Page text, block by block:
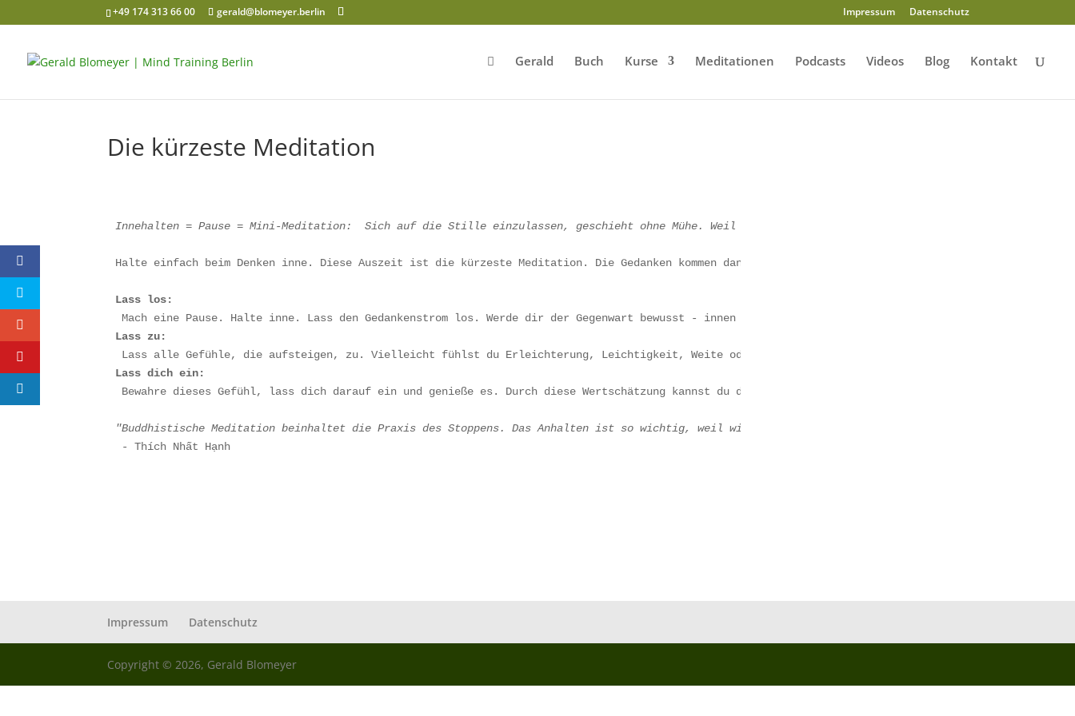
+49 174 313 66 00 gerald@blomeyer.berlin Impressum Datenschutz
Gerald Buch Kurse Meditationen Podcasts Videos Blog Kontakt
Die kürzeste Meditation
Innehalten = Pause = Mini-Meditation: Sich auf die Stille einzulassen, geschieht ohne Mühe. Weil die Pause ohne Anstrengung zustande kommt,
Halte einfach beim Denken inne. Diese Auszeit ist die kürzeste Meditation. Die Gedanken kommen dann von alleine wieder.
Lass los:
Mach eine Pause. Halte inne. Lass den Gedankenstrom los. Werde dir der Gegenwart bewusst - innen und außen.
Lass zu:
Lass alle Gefühle, die aufsteigen, zu. Vielleicht fühlst du Erleichterung, Leichtigkeit, Weite oder Klarheit. Das ist deine wahre Natur, die du immer
Lass dich ein:
Bewahre dieses Gefühl, lass dich darauf ein und genieße es. Durch diese Wertschätzung kannst du deine Essenz, dein Wesen, mit Liebe begegnen.
"Buddhistische Meditation beinhaltet die Praxis des Stoppens. Das Anhalten ist so wichtig, weil wir unser ganzes Leben lang gehetzt sind.”
- Thích Nhất Hạnh
Impressum Datenschutz
Copyright © 2026, Gerald Blomeyer